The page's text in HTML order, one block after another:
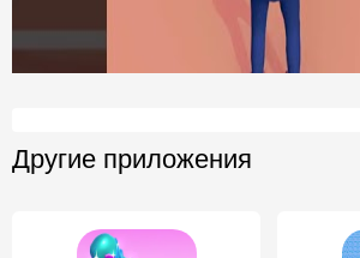
Другие приложения